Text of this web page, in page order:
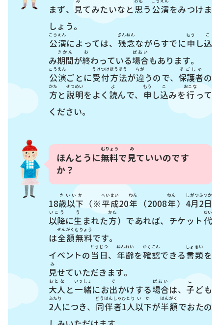
まず、 見てみたいなと思う 公演をみつけま
しょう。
公演
こうえん
によっては、 残念
ざんねん
ながらすでに申
もう
し込
こ
み期間
きかん
が終
お
わっている場合
ばあい
もあります。
公演
こうえん
ごとに受付方法
うけつけほうほう
が違
ちが
うので、 保護者
ほごしゃ
の
方
かた
と 説明
せつめい
をよく 読
よ
んで、 申
もう
し込
こ
みを行
おこな
って
ください。
ほんとうに無料
むりょう
で見
み
ていいのです
か？
18歳以下
さいいか
（※平成
へいせい
20年
ねん
（2008年
ねん
） 4月
しがつ
2日
ふつか
以降
いこう
に生
う
まれた方
かた
）であれば、チケット 代
だい
は全額無料
ぜんがくむりょう
です。
イベントの 当日
とうじつ
、 年齢
ねんれい
を確認
かくにん
できる書類
しょるい
を
見
み
せていただきます。
大人
おとな
と 一緒
いっしょ
にお出
で
かけする場合
ばあい
は、 子
こ
ども
2人
ふたり
につき、 同伴者
どうはんしゃ
1人
ひとり
以下
いか
が半額
はんがく
でおたの